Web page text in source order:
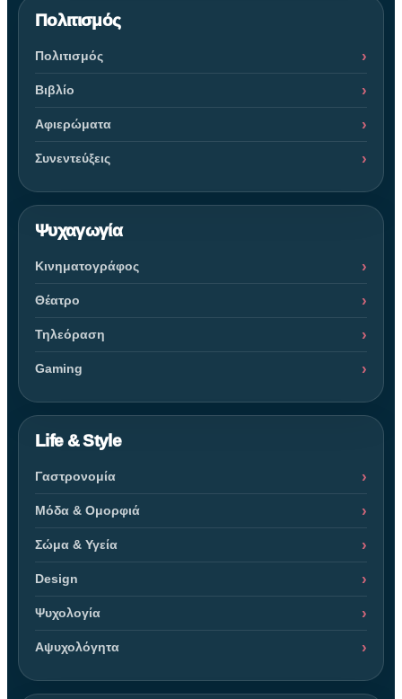
Πολιτισμός
Πολιτισμός
Βιβλίο
Αφιερώματα
Συνεντεύξεις
Ψυχαγωγία
Κινηματογράφος
Θέατρο
Τηλεόραση
Gaming
Life & Style
Γαστρονομία
Μόδα & Ομορφιά
Σώμα & Υγεία
Design
Ψυχολογία
Αψυχολόγητα